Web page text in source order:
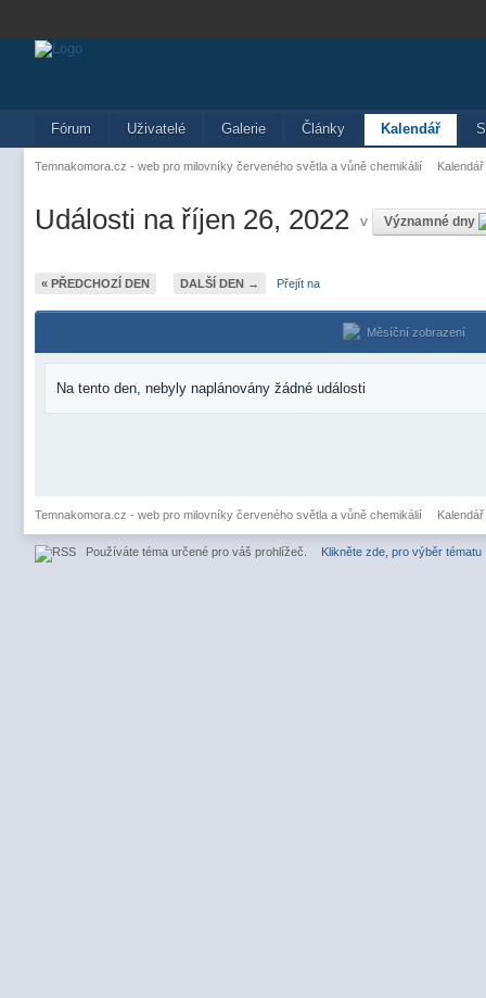
Fórum Uživatelé Galerie Články Kalendář
Temnakomora.cz - web pro milovníky červeného světla a vůně chemikálií Kalendář
Události na říjen 26, 2022 v Významné dny
« PŘEDCHOZÍ DEN DALŠÍ DEN → Přejít na
Měsíční zobrazení
Na tento den, nebyly naplánovány žádné události
Temnakomora.cz - web pro milovníky červeného světla a vůně chemikálií Kalendář
Používáte téma určené pro váš prohlížeč. Klikněte zde, pro výběr tématu